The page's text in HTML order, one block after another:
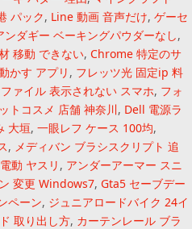
パック, Line 動画 音声だけ, ゲーセ
ダギー ベーキングパウダーなし,
移動 できない, Chrome 特定のサ
かす アプリ , フレッツ光 固定ip 料
ァイル 表示されない スマホ, フォ
トコスメ 店舗 神奈川, Dell 電源ラ
大垣, 一眼レフ ケース 100均,
, メディバン ブラシスクリプト 追
動 ヤスリ , アンダーアーマー スニ
変更 Windows7, Gta5 セーブデー
ペーン, ジュニアロードバイク 24イ
取り出し方, カーテンレール ブラ